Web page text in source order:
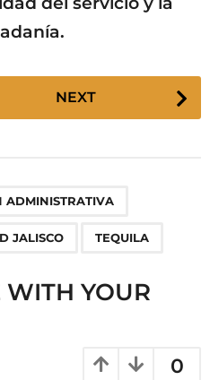
NEXT
ADMINISTRATIVA
JALISCO TEQUILA
WITH YOUR
0